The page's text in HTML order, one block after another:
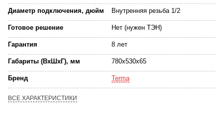
Диаметр подключения, дюйм Внутренняя резьба 1/2
Готовое решение Нет (нужен ТЭН)
Гарантия 8 лет
Габариты (ВхШхГ), мм 780x530x65
Бренд Terma
ВСЕ ХАРАКТЕРИСТИКИ